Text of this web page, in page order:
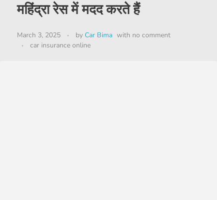
महिंद्रा रेस में मदद करते हैं
March 3, 2025 by Car Bima with no comment
car insurance online